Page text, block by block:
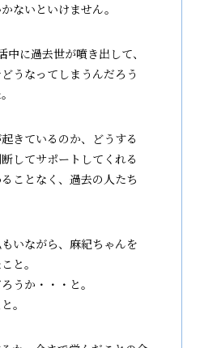
ないといけません。
に過去世が噴き出して、
うなってしまうんだろう
きているのか、どうする
してサポートしてくれる
ことなく、過去の人たち
いながら、麻紀ちゃんを
と。
うか・・・と。
。